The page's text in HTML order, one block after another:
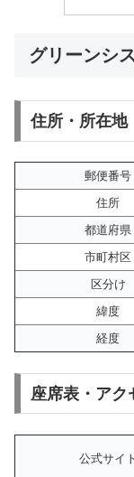
グリーンシ
住所・所在地
郵便番号
住所
都道府県
市町村区
区分け
緯度
経度
座席表・アク
公式サイト